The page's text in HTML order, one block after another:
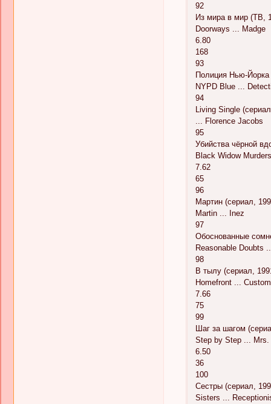
92
Из мира в мир (ТВ,
Doorways ... Madge
6.80
168
93
Полиция Нью-Йорка
NYPD Blue ...
94
Living Single
... Florence Jacobs
95
Убийства чёрной
Black Widow
7.62
65
96
Мартин (сериал,
Martin ... Inez
97
Обоснованные
Reasonable Doubts
98
В тылу (сериал,
Homefront ...
7.66
75
99
Шаг за шагом
Step by Step ... Mrs.
6.50
36
100
Сестры (сериал,
Sisters ...